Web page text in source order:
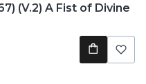
(V.2) A Fist of Divine